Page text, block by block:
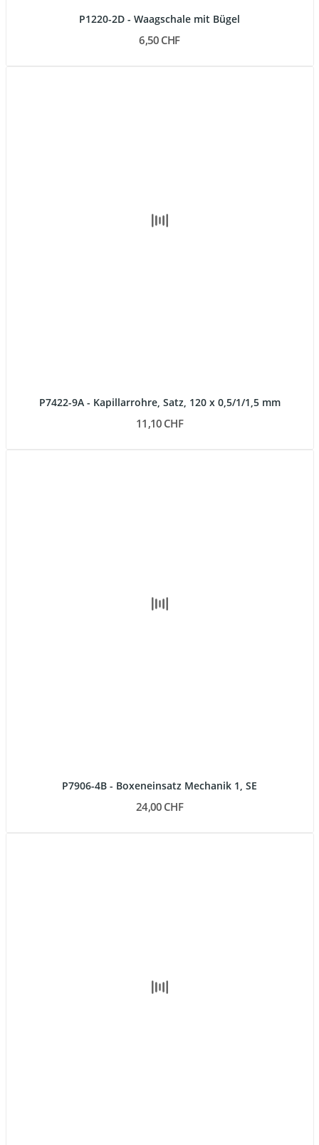
P1220-2D - Waagschale mit Bügel
6,50 CHF
P7422-9A - Kapillarrohre, Satz, 120 x 0,5/1/1,5 mm
11,10 CHF
P7906-4B - Boxeneinsatz Mechanik 1, SE
24,00 CHF